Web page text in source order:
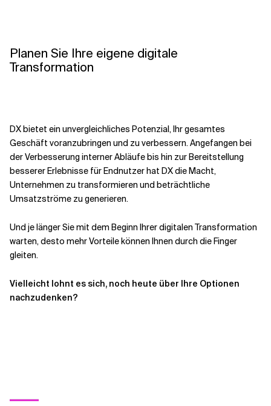
Planen Sie Ihre eigene digitale
Transformation
DX bietet ein unvergleichliches Potenzial, Ihr gesamtes
Geschäft voranzubringen und zu verbessern. Angefangen bei
der Verbesserung interner Abläufe bis hin zur Bereitstellung
besserer Erlebnisse für Endnutzer hat DX die Macht,
Unternehmen zu transformieren und beträchtliche
Umsatzströme zu generieren.
Und je länger Sie mit dem Beginn Ihrer digitalen Transformation
warten, desto mehr Vorteile können Ihnen durch die Finger
gleiten.
Vielleicht lohnt es sich, noch heute über Ihre Optionen
nachzudenken?